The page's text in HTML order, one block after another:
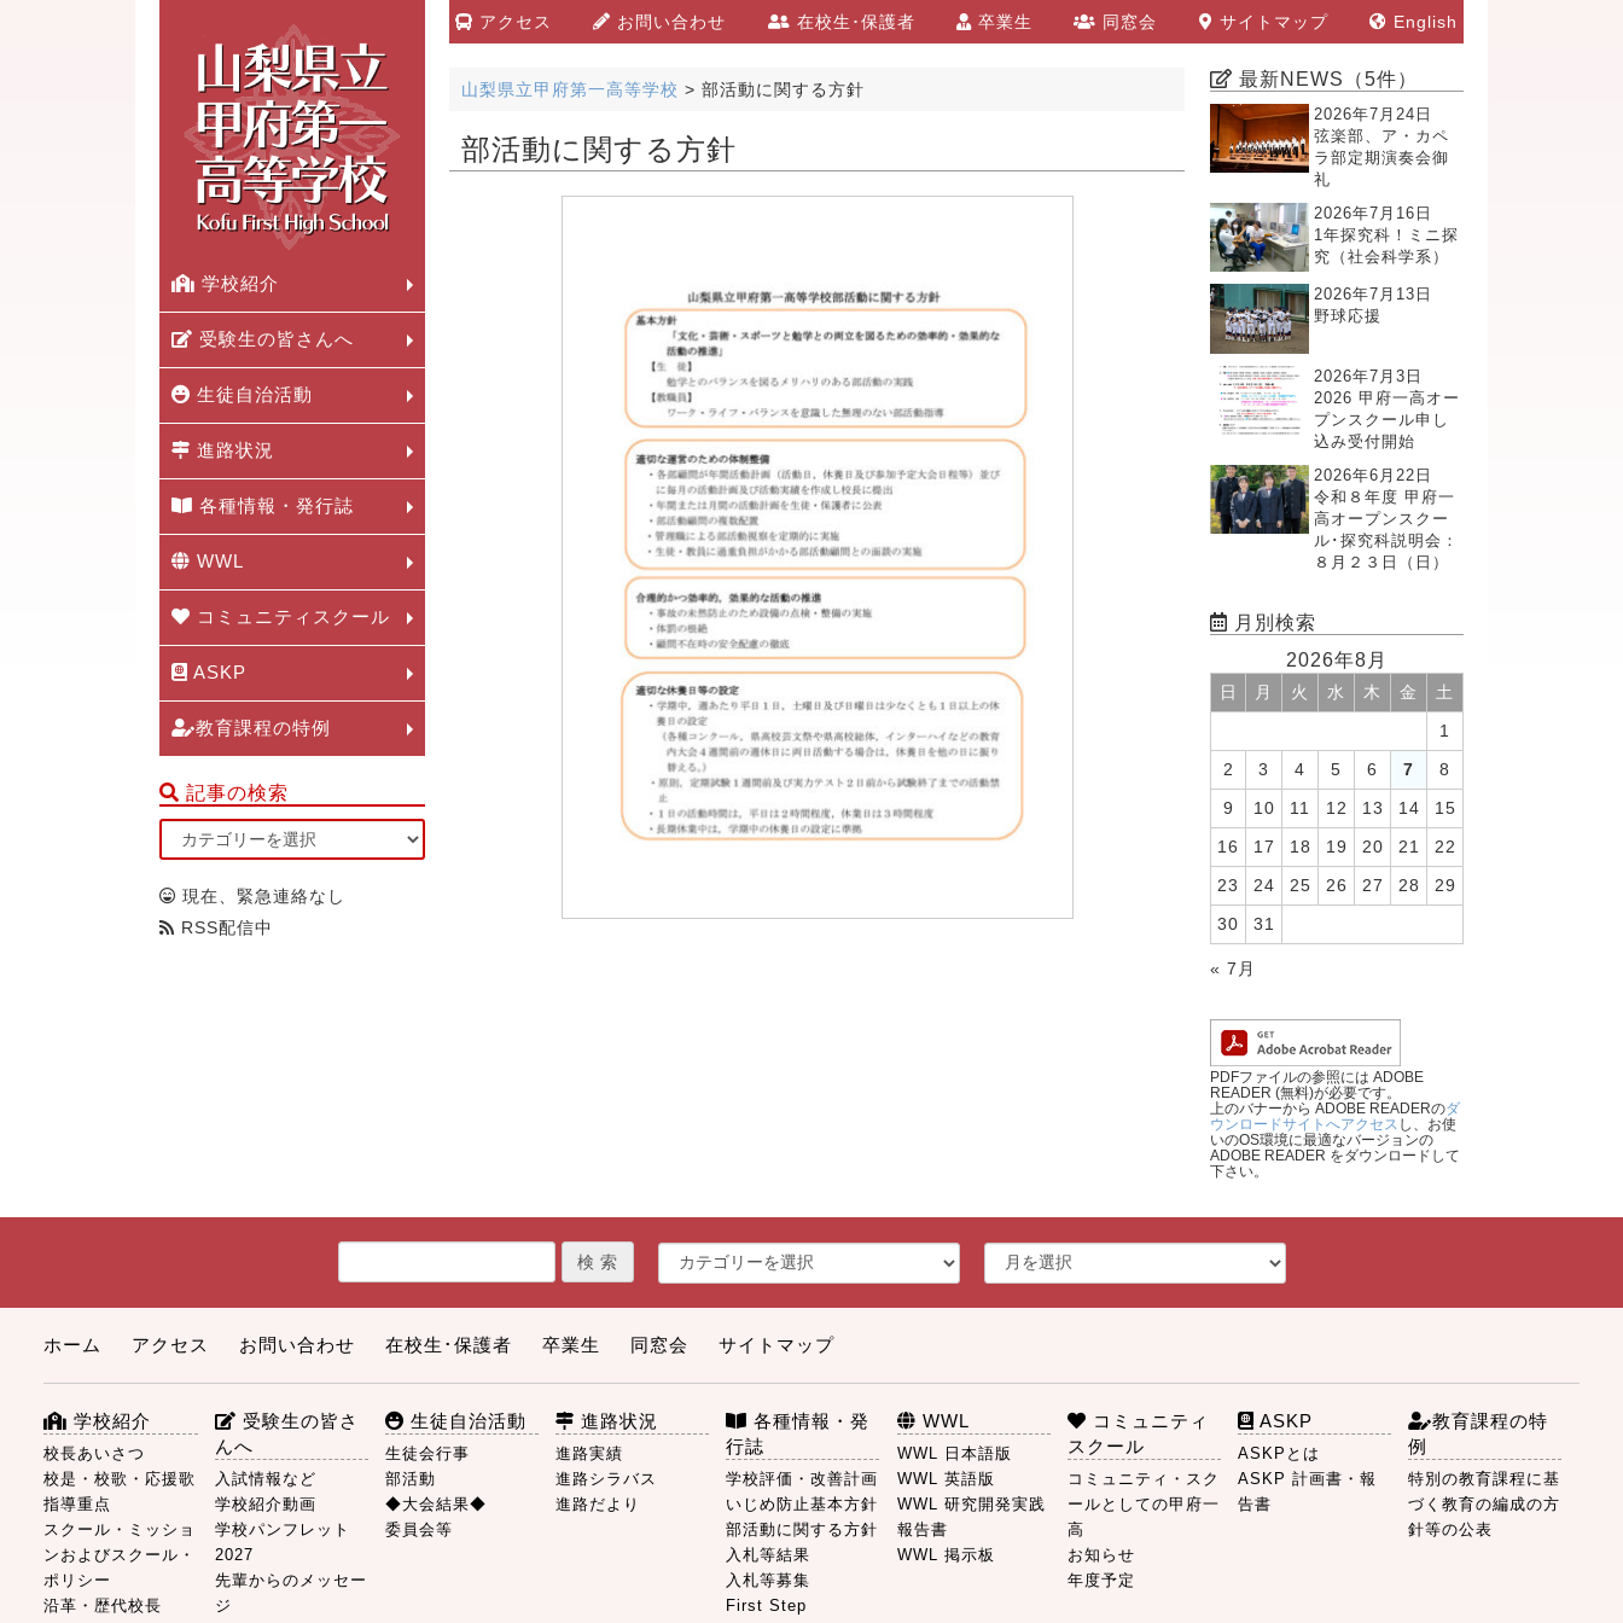
学校紹介
受験生の皆さんへ
生徒自治活動
進路状況
各種情報・発行誌
WWL
コミュニティスクール
ASKP
教育課程の特例
記事の検索
現在、緊急連絡なし
RSS配信中
アクセス お問い合わせ 在校生･保護者 卒業生 同窓会 サイトマップ English
山梨県立甲府第一高等学校 > 部活動に関する方針
部活動に関する方針
最新NEWS（5件）
2026年7月24日
弦楽部、ア・カペ
ラ部定期演奏会御
礼
2026年7月16日
1年探究科！ミニ探
究（社会科学系）
2026年7月13日
野球応援
2026年7月3日
2026 甲府一高オー
プンスクール申し
込み受付開始
2026年6月22日
令和８年度 甲府一
高オープンスクー
ル･探究科説明会：
８月２３日（日）
月別検索
2026年8月
日 月 火 水 木 金 土
1
2 3 4 5 6 7 8
9 10 11 12 13 14 15
16 17 18 19 20 21 22
23 24 25 26 27 28 29
30 31
« 7月
PDFファイルの参照には ADOBE
READER (無料)が必要です。
上のバナーから ADOBE READERのダ
ウンロードサイトへアクセス し、お使
いのOS環境に最適なバージョンの
ADOBE READER をダウンロードして
下さい。
ホーム アクセス お問い合わせ 在校生･保護者 卒業生 同窓会 サイトマップ
学校紹介
校長あいさつ
校是・校歌・応援歌
指導重点
スクール・ミッショ
ンおよびスクール・
ポリシー
沿革・歴代校長
受験生の皆さ
んへ
入試情報など
学校紹介動画
学校パンフレット
2027
先輩からのメッセー
ジ
生徒自治活動
生徒会行事
部活動
◆大会結果◆
委員会等
進路状況
進路実績
進路シラバス
進路だより
各種情報・発
行誌
学校評価・改善計画
いじめ防止基本方針
部活動に関する方針
入札等結果
入札等募集
First Step
WWL
WWL 日本語版
WWL 英語版
WWL 研究開発実践
報告書
WWL 掲示板
コミュニティ
スクール
コミュニティ・スク
ールとしての甲府一
高
お知らせ
年度予定
ASKP
ASKPとは
ASKP 計画書・報
告書
教育課程の特
例
特別の教育課程に基
づく教育の編成の方
針等の公表